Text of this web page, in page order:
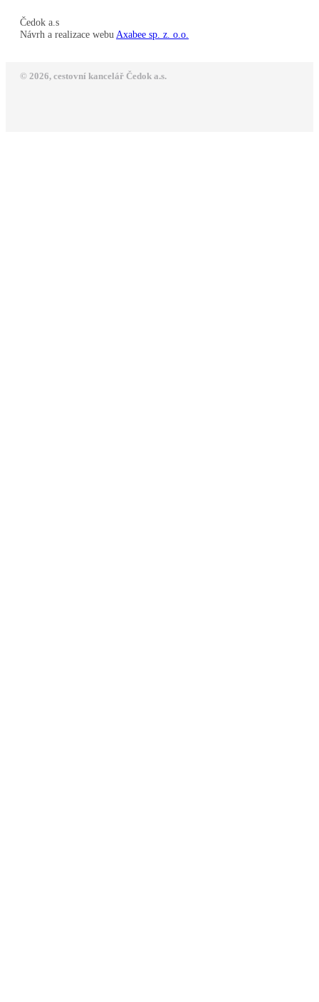
Čedok a.s
Návrh a realizace webu Axabee sp. z. o.o.
© 2026, cestovní kancelář Čedok a.s.